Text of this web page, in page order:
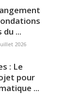
...
2026
: Le
pour
...